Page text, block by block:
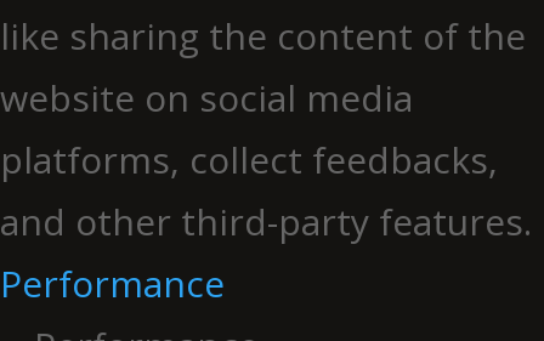
like sharing the content of the
website on social media
platforms, collect feedbacks,
and other third-party features.
Performance